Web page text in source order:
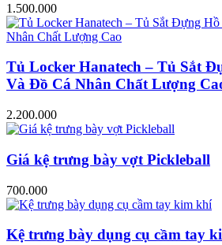
1.500.000
Tủ Locker Hanatech – Tủ Sắt
Và Đồ Cá Nhân Chất Lượng
2.200.000
Giá kệ trưng bày vợt Pickleball
700.000
Kệ trưng bày dụng cụ cầm tay